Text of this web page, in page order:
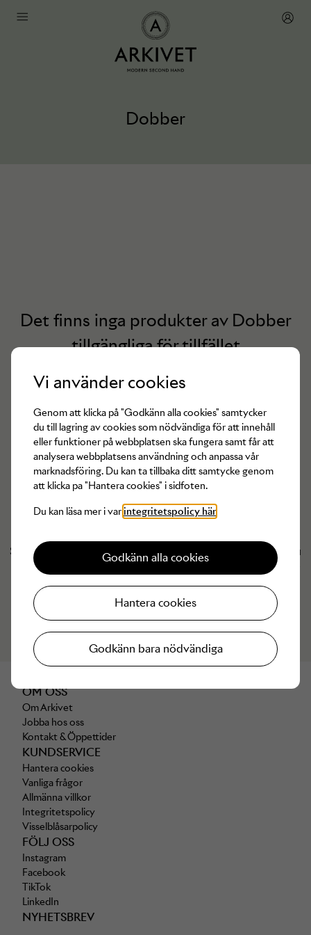
Dobber
Det finns inga produkter av Dobber
tillgängliga för tillfället
Som Arkivare (säljare hos Arkivet) kan du sälja de plagg du
inte längre använder och få pengarna tillgodo hos Arkivet
eller insatta på ditt bankkonto.
Läs mer om att vara arkivare
Boka inlämningstid
OM OSS
Om Arkivet
Jobba hos oss
Kontakt & Öppettider
KUNDSERVICE
Hantera cookies
Vanliga frågor
Allmänna villkor
Integritetspolicy
Visselblåsarpolicy
FÖLJ OSS
Instagram
Facebook
TikTok
LinkedIn
NYHETSBREV
Vi använder cookies
Genom att klicka på "Godkänn alla cookies" samtycker
du till lagring av cookies som nödvändiga för att innehåll
eller funktioner på webbplatsen ska fungera samt får att
analysera webbplatsens användning och anpassa vår
marknadsföring. Du kan ta tillbaka ditt samtycke genom
att klicka pa "Hantera cookies" i sidfoten.
Du kan läsa mer i var integritetspolicy här
Godkänn alla cookies
Hantera cookies
Godkänn bara nödvändiga